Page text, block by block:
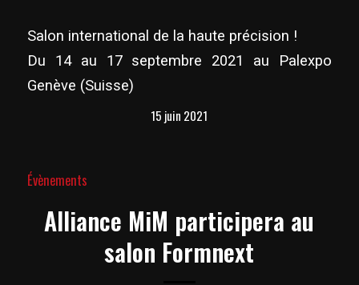
Salon international de la haute précision !
Du 14 au 17 septembre 2021 au Palexpo
Genève (Suisse)
15 juin 2021
Évènements
Alliance MiM participera au
salon Formnext